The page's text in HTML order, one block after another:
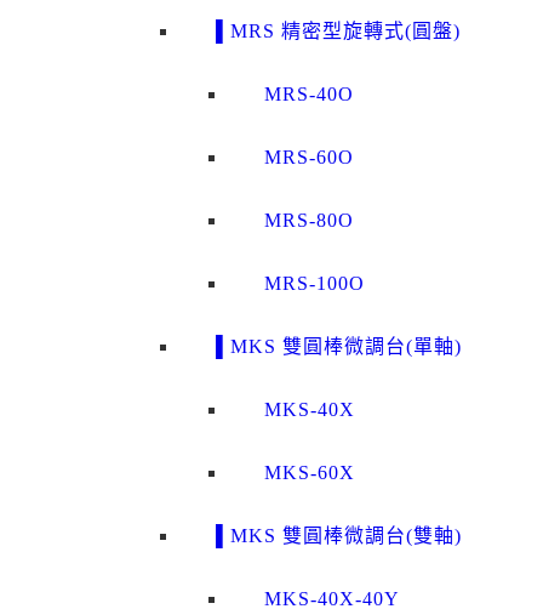
▌MRS 精密型旋轉式(圓盤)
MRS-40O
MRS-60O
MRS-80O
MRS-100O
▌MKS 雙圓棒微調台(單軸)
MKS-40X
MKS-60X
▌MKS 雙圓棒微調台(雙軸)
MKS-40X-40Y